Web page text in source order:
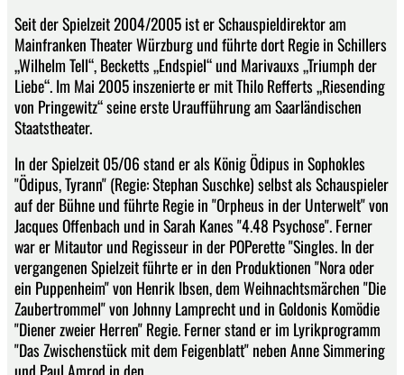
Seit der Spielzeit 2004/2005 ist er Schauspieldirektor am
Mainfranken Theater Würzburg und führte dort Regie in Schillers
„Wilhelm Tell“, Becketts „Endspiel“ und Marivauxs „Triumph der
Liebe“. Im Mai 2005 inszenierte er mit Thilo Refferts „Riesending
von Pringewitz“ seine erste Uraufführung am Saarländischen
Staatstheater.
In der Spielzeit 05/06 stand er als König Ödipus in Sophokles
"Ödipus, Tyrann" (Regie: Stephan Suschke) selbst als Schauspieler
auf der Bühne und führte Regie in "Orpheus in der Unterwelt" von
Jacques Offenbach und in Sarah Kanes "4.48 Psychose". Ferner
war er Mitautor und Regisseur in der POPerette "Singles. In der
vergangenen Spielzeit führte er in den Produktionen "Nora oder
ein Puppenheim" von Henrik Ibsen, dem Weihnachtsmärchen "Die
Zaubertrommel" von Johnny Lamprecht und in Goldonis Komödie
"Diener zweier Herren" Regie. Ferner stand er im Lyrikprogramm
"Das Zwischenstück mit dem Feigenblatt" neben Anne Simmering